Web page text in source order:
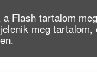
Flash tartalom
meg